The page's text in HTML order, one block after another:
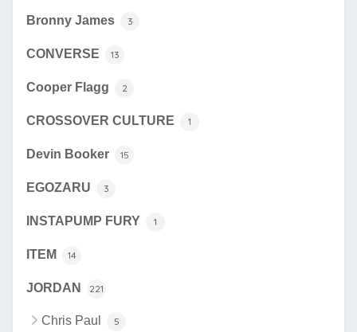
Bronny James 3
CONVERSE 13
Cooper Flagg 2
CROSSOVER CULTURE 1
Devin Booker 15
EGOZARU 3
INSTAPUMP FURY 1
ITEM 14
JORDAN 221
Chris Paul 5